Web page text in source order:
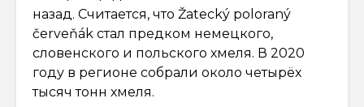
назад. Считается, что Žatecký poloraný
červeňák стал предком немецкого,
словенского и польского хмеля. В 2020
году в регионе собрали около четырёх
тысяч тонн хмеля.